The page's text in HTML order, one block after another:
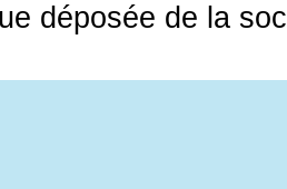
déposée de la